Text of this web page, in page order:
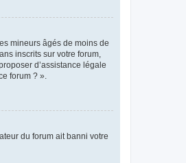
mineurs âgés de moins de
inscrits sur votre forum,
d’assistance légale
forum ? ».
du forum ait banni votre